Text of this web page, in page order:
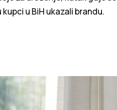
u BiH ukazali brandu.